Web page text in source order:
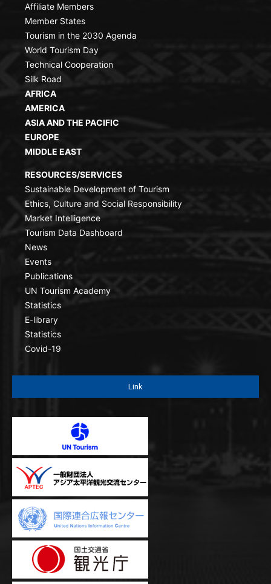
Affiliate Members
Member States
Tourism in the 2030 Agenda
World Tourism Day
Technical Cooperation
Silk Road
AFRICA
AMERICA
ASIA AND THE PACIFIC
EUROPE
MIDDLE EAST
RESOURCES/SERVICES
Sustainable Development of Tourism
Ethics, Culture and Social Responsibility
Market Intelligence
Tourism Data Dashboard
News
Events
Publications
UN Tourism Academy
Statistics
E-library
Statistics
Covid-19
Link